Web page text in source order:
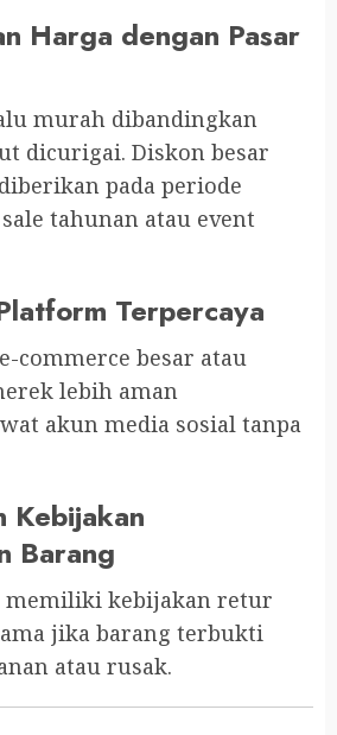
Harga dengan Pasar
murah dibandingkan
dicurigai. Diskon besar
pada periode
tahunan atau event
Terpercaya
commerce besar atau
lebih aman
akun media sosial tanpa
Kebijakan
Barang
memiliki kebijakan retur
jika barang terbukti
atau rusak.